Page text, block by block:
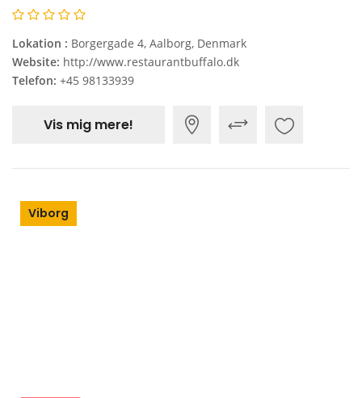
Lokation : Borgergade 4, Aalborg, Denmark
Website: http://www.restaurantbuffalo.dk
Telefon: +45 98133939
Vis mig mere!
Viborg